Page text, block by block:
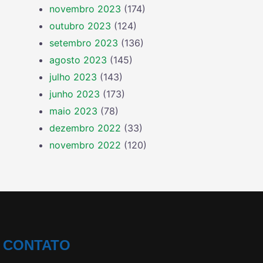
novembro 2023 (174)
outubro 2023 (124)
setembro 2023 (136)
agosto 2023 (145)
julho 2023 (143)
junho 2023 (173)
maio 2023 (78)
dezembro 2022 (33)
novembro 2022 (120)
CONTATO